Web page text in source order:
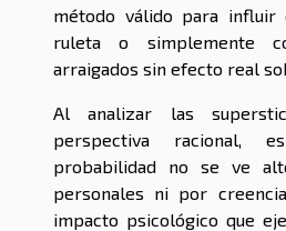
método válido para
ruleta o simplemente
arraigados sin efecto real
Al analizar las
perspectiva racional,
probabilidad no se ve
personales ni por
impacto psicológico que